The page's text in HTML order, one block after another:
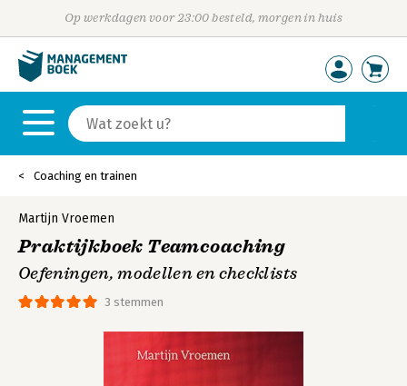
Op werkdagen voor 23:00 besteld, morgen in huis
Coaching en trainen
3 stemmen
Martijn Vroemen
Praktijkboek Teamcoaching
Oefeningen, modellen en checklists